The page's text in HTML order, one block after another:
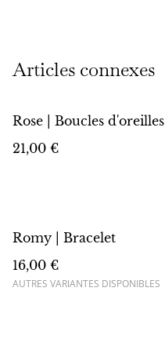
Articles connexes
Rose | Boucles d'oreilles
21,00 €
Romy | Bracelet
16,00 €
AUTRES VARIANTES DISPONIBLES